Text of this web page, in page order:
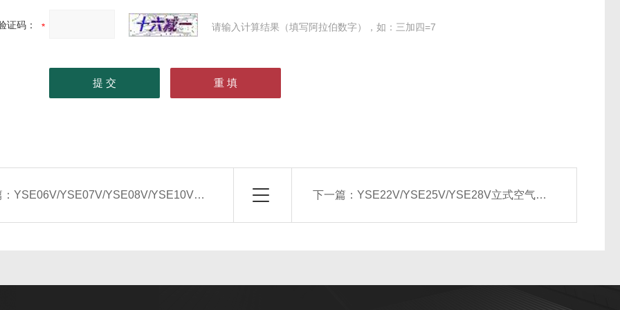
证码： 请输入计算结果（填写阿拉伯数字），如：三加四=7
：YSE06V/YSE07V/YSE08V/YSE10V立式空气处理机组 下一篇： YSE22V/YSE25V/YSE28V立式空气处理机组